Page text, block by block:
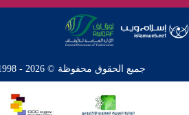
جميع الحقوق محفوظة © 2026 - 1998 لشبكة إسلام ويب